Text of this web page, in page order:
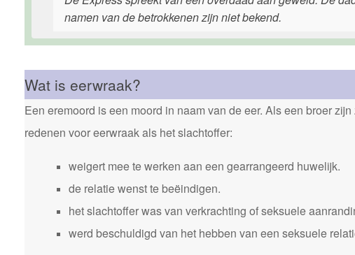
namen van de betrokkenen zijn niet bekend.
Wat is eerwraak?
Een eremoord is een moord in naam van de eer. Als een broer
redenen voor eerwraak als het slachtoffer:
weigert mee te werken aan een gearrangeerd huwelijk.
de relatie wenst te beëindigen.
het slachtoffer was van verkrachting of seksuele
werd beschuldigd van het hebben van een seksuele